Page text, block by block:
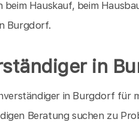
beim Hauskauf, beim
Burgdorf.
in
in Burgdorf für
Beratung suchen zu